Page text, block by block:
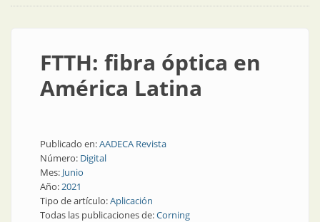
FTTH: fibra óptica en
América Latina
Publicado en:AADECA Revista
Número: Digital
Mes: Junio
Año:2021
Tipo de artículo:Aplicación
Todas las publicaciones de:Corning